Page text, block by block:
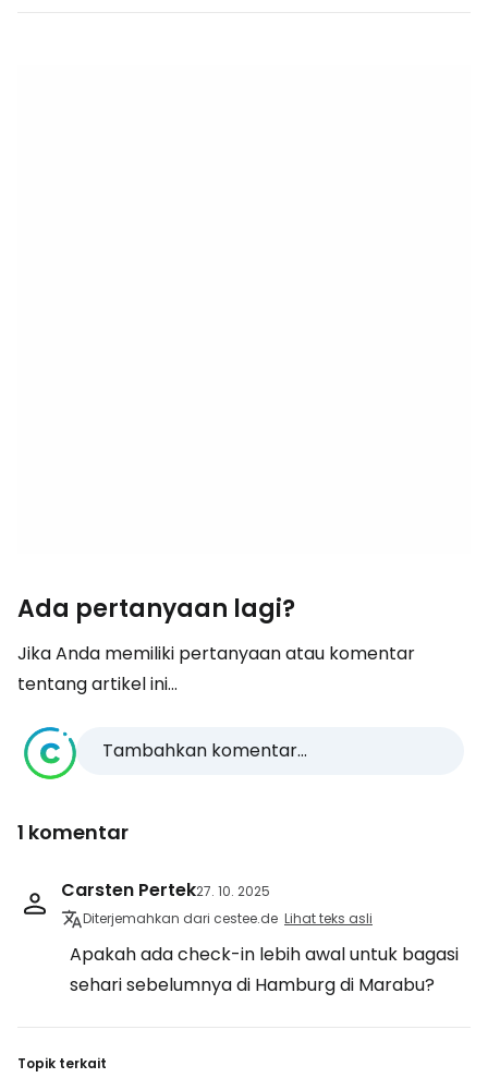
Ada pertanyaan lagi?
Jika Anda memiliki pertanyaan atau komentar
tentang artikel ini...
Tambahkan komentar...
1 komentar
Carsten Pertek27. 10. 2025
Diterjemahkan dari cestee.de Lihat teks asli
Apakah ada check-in lebih awal untuk bagasi
sehari sebelumnya di Hamburg di Marabu?
Topik terkait